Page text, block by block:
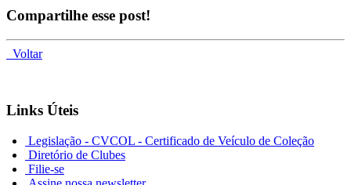
Compartilhe esse post!
Voltar
Links Úteis
Legislação - CVCOL - Certificado de Veículo de Coleção
Diretório de Clubes
Filie-se